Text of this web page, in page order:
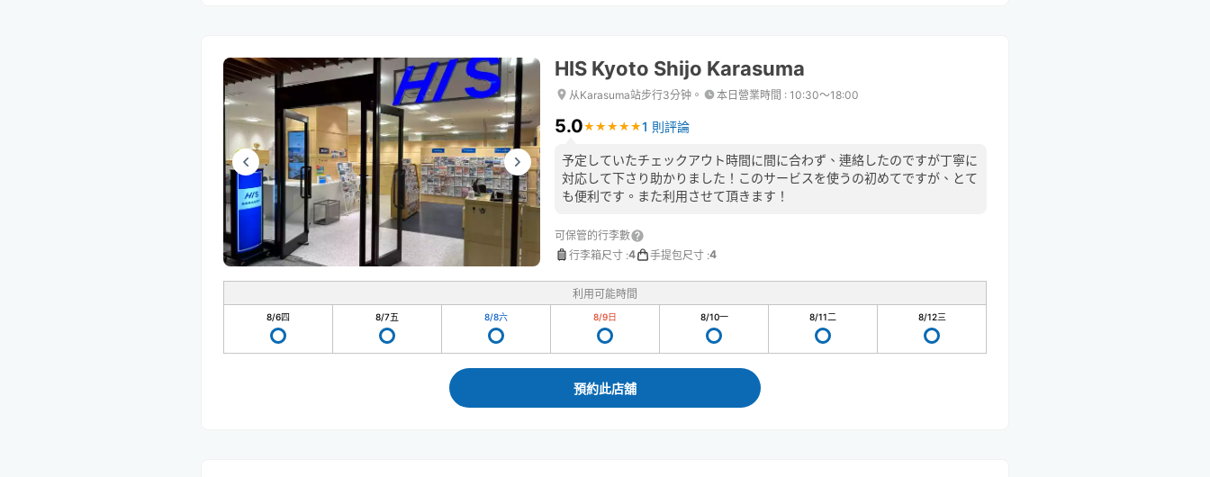
HIS Kyoto Shijo Karasuma
从Karasuma站步行3分钟。 本日營業時間 : 10:30〜18:00
5.0★ ★ ★ ★ ★
★ ★ ★ ★ ★1 則評論
予定していたチェックアウト時間に間に合わず、連絡したのですが丁寧に
対応して下さり助かりました！このサービスを使うの初めてですが、とて
も便利です。また利用させて頂きます！
可保管的行李數
行李箱尺寸 :4 手提包尺寸 :4
利用可能時間
8/6四 8/7五 8/8六 8/9日 8/10一 8/11二 8/12三
預約此店舖